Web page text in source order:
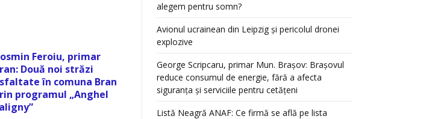
Feroiu, primar
Două noi străzi
în comuna Bran
programul „Anghel
alegem pentru somn?
Avionul ucrainean din Leipzig și pericolul dronei
explozive
George Scripcaru, primar Mun. Brașov: Brașovul
reduce consumul de energie, fără a afecta
siguranța și serviciile pentru cetățeni
Listă Neagră ANAF: Ce firmă se află pe lista